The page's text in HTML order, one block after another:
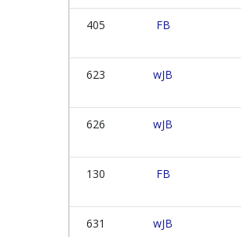
405 FB
623 wJB
626 wJB
130 FB
631 wJB